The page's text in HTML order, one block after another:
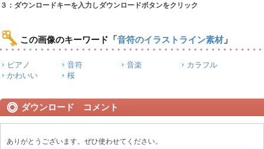
３：ダウンロードキーを入力しダウンロードボタンをクリック
この画像のキーワード 「 音符のイラストライン素材 」
ピアノ 音符 音楽
カラフル
かわいい
桜
ダウンロード コメント
ありがとうございます。ぜひ使わせてください。